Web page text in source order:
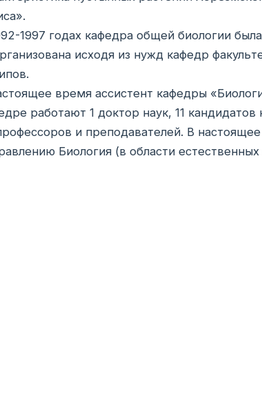
1997 годах кафедра общей биологии была
исходя из нужд кафедр
время ассистент кафедры
работают 1 доктор наук, 11
и преподавателей. В
Биология (в области естественных